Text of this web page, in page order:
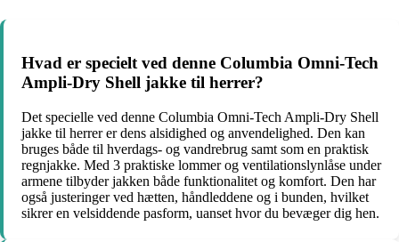
Hvad er specielt ved denne Columbia Omni-Tech
Ampli-Dry Shell jakke til herrer?
Det specielle ved denne Columbia Omni-Tech Ampli-Dry Shell
jakke til herrer er dens alsidighed og anvendelighed. Den kan
bruges både til hverdags- og vandrebrug samt som en praktisk
regnjakke. Med 3 praktiske lommer og ventilationslynlåse under
armene tilbyder jakken både funktionalitet og komfort. Den har
også justeringer ved hætten, håndleddene og i bunden, hvilket
sikrer en velsiddende pasform, uanset hvor du bevæger dig hen.